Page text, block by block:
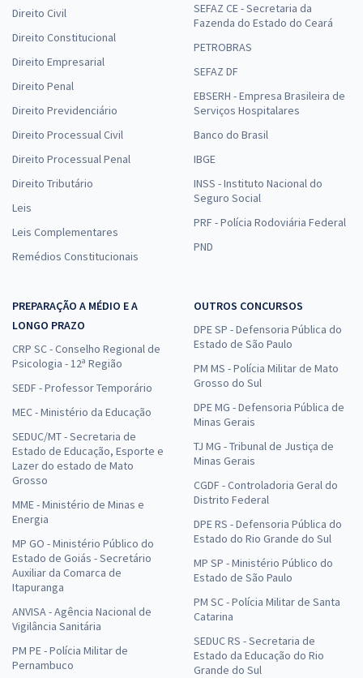
Direito Civil
Direito Constitucional
Direito Empresarial
Direito Penal
Direito Previdenciário
Direito Processual Civil
Direito Processual Penal
Direito Tributário
Leis
Leis Complementares
Remédios Constitucionais
SEFAZ CE - Secretaria da
Fazenda do Estado do Ceará
PETROBRAS
SEFAZ DF
EBSERH - Empresa Brasileira de
Serviços Hospitalares
Banco do Brasil
IBGE
INSS - Instituto Nacional do
Seguro Social
PRF - Polícia Rodoviária Federal
PND
PREPARAÇÃO A MÉDIO E A
LONGO PRAZO
CRP SC - Conselho Regional de
Psicologia - 12ª Região
SEDF - Professor Temporário
MEC - Ministério da Educação
SEDUC/MT - Secretaria de
Estado de Educação, Esporte e
Lazer do estado de Mato
Grosso
MME - Ministério de Minas e
Energia
MP GO - Ministério Público do
Estado de Goiás - Secretário
Auxiliar da Comarca de
Itapuranga
ANVISA - Agência Nacional de
Vigilância Sanitária
PM PE - Polícia Militar de
Pernambuco
OUTROS CONCURSOS
DPE SP - Defensoria Pública do
Estado de São Paulo
PM MS - Polícia Militar de Mato
Grosso do Sul
DPE MG - Defensoria Pública de
Minas Gerais
TJ MG - Tribunal de Justiça de
Minas Gerais
CGDF - Controladoria Geral do
Distrito Federal
DPE RS - Defensoria Pública do
Estado do Rio Grande do Sul
MP SP - Ministério Público do
Estado de São Paulo
PM SC - Polícia Militar de Santa
Catarina
SEDUC RS - Secretaria de
Estado da Educação do Rio
Grande do Sul